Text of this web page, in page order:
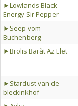
►Lowlands Black
Energy Sir Pepper
►Seep vom
Buchenberg
►Brolis Baràt Az Elet
►Stardust van de
bleckinkhof